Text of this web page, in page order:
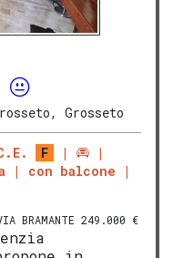
Grosseto
F
con balcone
BRAMANTE 249.000 €